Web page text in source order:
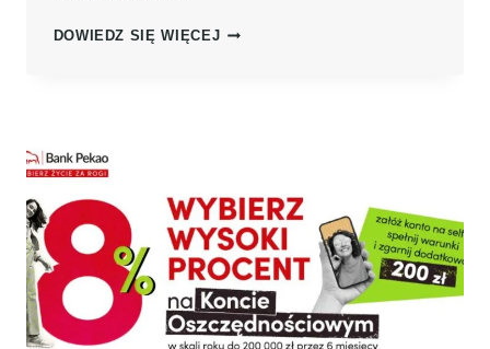
DOWIEDZ SIĘ WIĘCEJODBIERZ
360°
+
7,5%
NA
KONCIE
OSZCZĘDNOŚCIOWYM!